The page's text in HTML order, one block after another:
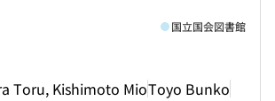
Toru, Kishimoto MioToyo Bunko
国立国会図書館